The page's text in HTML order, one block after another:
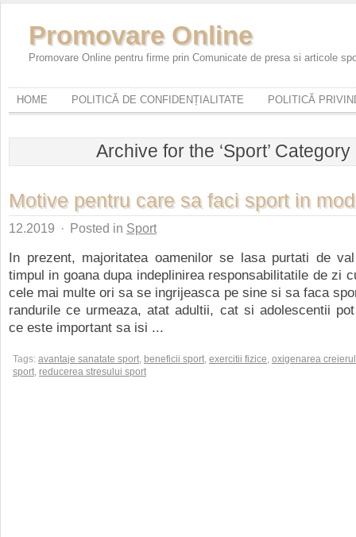
Promovare Online
Promovare Online pentru firme prin Comunicate de presa si articole
HOME POLITICĂ DE CONFIDENȚIALITATE POLITICĂ
Archive for the ‘Sport’ Category
Motive pentru care sa faci sport in
12.2019 · Posted in Sport
In prezent, majoritatea oamenilor se lasa purtati de
timpul in goana dupa indeplinirea responsabilitatile de zi
cele mai multe ori sa se ingrijeasca pe sine si sa faca
randurile ce urmeaza, atat adultii, cat si adolescentii
ce este important sa isi ...
Tags: avantaje sanatate sport, beneficii sport, exercitii fizice, oxigenarea
sport, reducerea stresului sport